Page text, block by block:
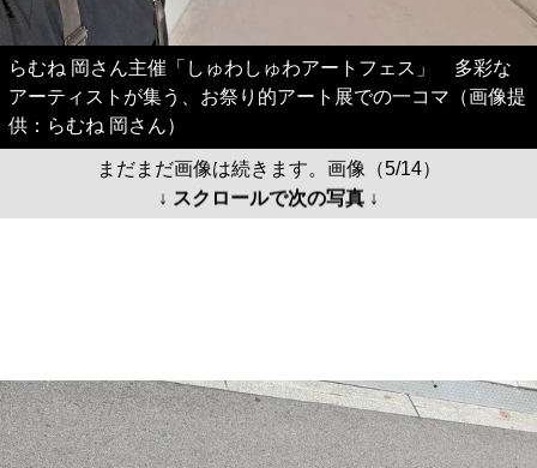
らむね 岡さん主催「しゅわしゅわアートフェス」 多彩な
アーティストが集う、お祭り的アート展での一コマ（画像提
供：らむね 岡さん）
まだまだ画像は続きます。画像（5/14）
↓ スクロールで次の写真 ↓